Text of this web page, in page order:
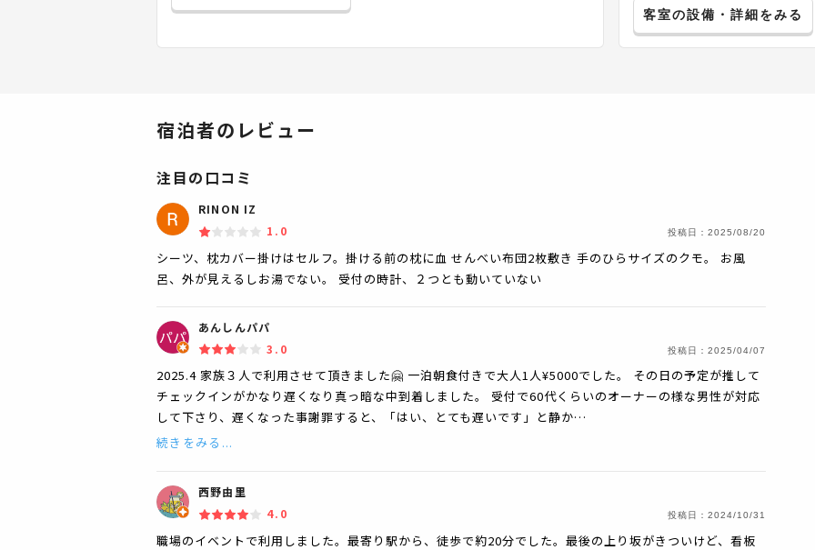
客室の設備・詳細をみる
宿泊者のレビュー
注目の口コミ
RINON IZ
1.0
投稿日： 2025/08/20
シーツ、枕カバー掛けはセルフ。掛ける前の枕に血 せんべい布団2枚敷き 手のひらサイズのクモ。 お風
呂、外が見えるしお湯でない。 受付の時計、２つとも動いていない
あんしんパパ
3.0
投稿日： 2025/04/07
2025.4 家族３人で利用させて頂きました🤗 一泊朝食付きで大人1人¥5000でした。 その日の予定が推して
チェックインがかなり遅くなり真っ暗な中到着しました。 受付で60代くらいのオーナーの様な男性が対応
して下さり、遅くなった事謝罪すると、「はい、とても遅いです」と静か…
続きをみる...
西野由里
4.0
投稿日： 2024/10/31
職場のイベントで利用しました。最寄り駅から、徒歩で約20分でした。最後の上り坂がきついけど、看板